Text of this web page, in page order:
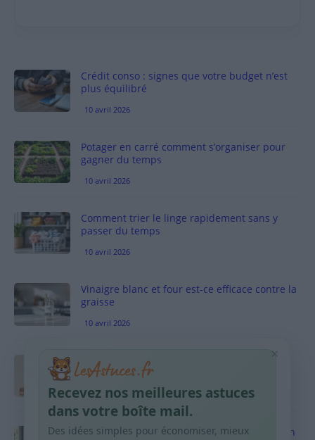
Crédit conso : signes que votre budget n’est
plus équilibré
10 avril 2026
Potager en carré comment s’organiser pour
gagner du temps
10 avril 2026
Comment trier le linge rapidement sans y
passer du temps
10 avril 2026
Vinaigre blanc et four est-ce efficace contre la
graisse
10 avril 2026
Taches pigmentaires : routine simple +
habitudes qui aident
9 avril 2026
Produits ménagers : comment économiser en
×
Recevez nos meilleures astuces
dans votre boîte mail.
Des idées simples pour économiser, mieux